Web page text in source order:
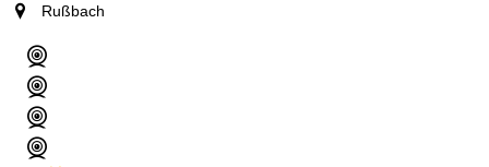
Rußbach